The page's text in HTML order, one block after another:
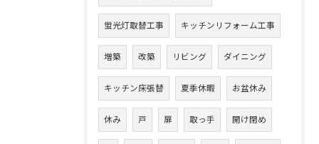
蛍光灯取替工事 キッチンリフォーム工事
増築 改築 リビング ダイニング
キッチン床張替 夏季休暇 お盆休み
休み 戸 扉 取っ手 開け閉め